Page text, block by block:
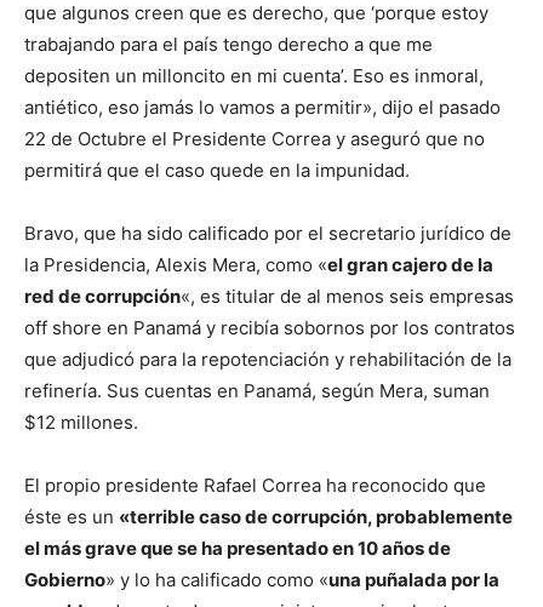
que algunos creen que es derecho, que ‘porque estoy
trabajando para el país tengo derecho a que me
depositen un milloncito en mi cuenta’. Eso es inmoral,
antiético, eso jamás lo vamos a permitir», dijo el pasado
22 de Octubre el Presidente Correa y aseguró que no
permitirá que el caso quede en la impunidad.
Bravo, que ha sido calificado por el secretario jurídico de
la Presidencia, Alexis Mera, como «el gran cajero de la
red de corrupción«, es titular de al menos seis empresas
off shore en Panamá y recibía sobornos por los contratos
que adjudicó para la repotenciación y rehabilitación de la
refinería. Sus cuentas en Panamá, según Mera, suman
$12 millones.
El propio presidente Rafael Correa ha reconocido que
éste es un «terrible caso de corrupción, probablemente
el más grave que se ha presentado en 10 años de
Gobierno» y lo ha calificado como «una puñalada por la